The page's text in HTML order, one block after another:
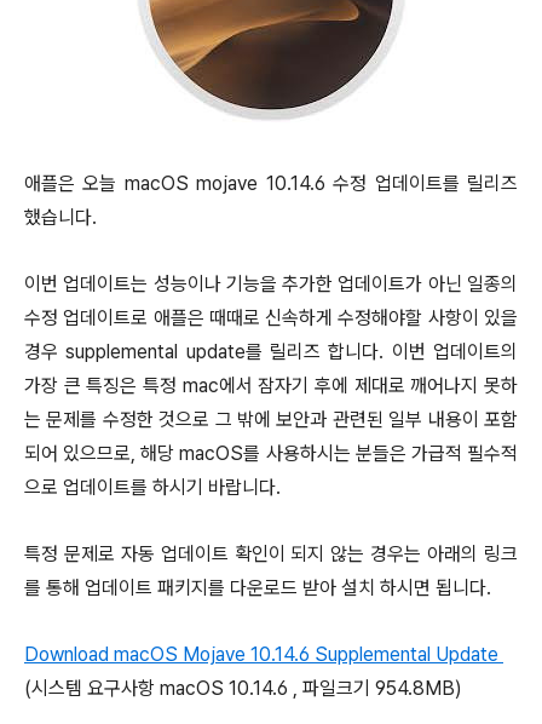
애플은 오늘 macOS mojave 10.14.6 수정 업데이트를 릴리즈
했습니다.
이번 업데이트는 성능이나 기능을 추가한 업데이트가 아닌 일종의
수정 업데이트로 애플은 때때로 신속하게 수정해야할 사항이 있을
경우 supplemental update를 릴리즈 합니다. 이번 업데이트의
가장 큰 특징은 특정 mac에서 잠자기 후에 제대로 깨어나지 못하
는 문제를 수정한 것으로 그 밖에 보안과 관련된 일부 내용이 포함
되어 있으므로, 해당 macOS를 사용하시는 분들은 가급적 필수적
으로 업데이트를 하시기 바랍니다.
특정 문제로 자동 업데이트 확인이 되지 않는 경우는 아래의 링크
를 통해 업데이트 패키지를 다운로드 받아 설치 하시면 됩니다.
Download macOS Mojave 10.14.6 Supplemental Update
(시스템 요구사항 macOS 10.14.6 , 파일크기 954.8MB)